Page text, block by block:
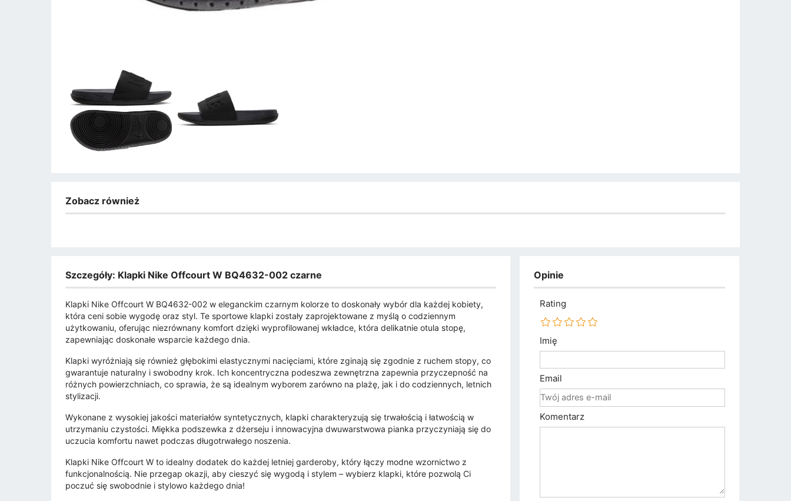
Zobacz również
Szczegóły: Klapki Nike Offcourt W BQ4632-002 czarne
Klapki Nike Offcourt W BQ4632-002 w eleganckim czarnym kolorze to doskonały wybór dla każdej kobiety,
która ceni sobie wygodę oraz styl. Te sportowe klapki zostały zaprojektowane z myślą o codziennym
użytkowaniu, oferując niezrównany komfort dzięki wyprofilowanej wkładce, która delikatnie otula stopę,
zapewniając doskonałe wsparcie każdego dnia.
Klapki wyróżniają się również głębokimi elastycznymi nacięciami, które zginają się zgodnie z ruchem stopy, co
gwarantuje naturalny i swobodny krok. Ich koncentryczna podeszwa zewnętrzna zapewnia przyczepność na
różnych powierzchniach, co sprawia, że są idealnym wyborem zarówno na plażę, jak i do codziennych, letnich
stylizacji.
Wykonane z wysokiej jakości materiałów syntetycznych, klapki charakteryzują się trwałością i łatwością w
utrzymaniu czystości. Miękka podszewka z dżerseju i innowacyjna dwuwarstwowa pianka przyczyniają się do
uczucia komfortu nawet podczas długotrwałego noszenia.
Klapki Nike Offcourt W to idealny dodatek do każdej letniej garderoby, który łączy modne wzornictwo z
funkcjonalnością. Nie przegap okazji, aby cieszyć się wygodą i stylem – wybierz klapki, które pozwolą Ci
poczuć się swobodnie i stylowo każdego dnia!
Opinie
Rating
Imię
Email
Komentarz